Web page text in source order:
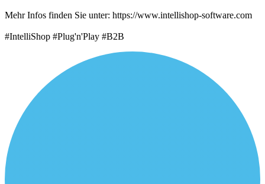
Mehr Infos finden Sie unter: https://www.intellishop-software.com
#IntelliShop #Plug'n'Play #B2B